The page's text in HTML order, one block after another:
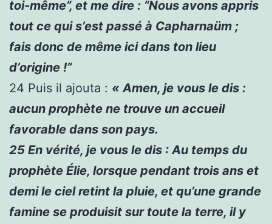
toi-même”, et me dire : “Nous avons appris
tout ce qui s’est passé à Capharnaüm ;
fais donc de même ici dans ton lieu
d’origine !”
24 Puis il ajouta : « Amen, je vous le dis :
aucun prophète ne trouve un accueil
favorable dans son pays.
25 En vérité, je vous le dis : Au temps du
prophète Élie, lorsque pendant trois ans et
demi le ciel retint la pluie, et qu’une grande
famine se produisit sur toute la terre, il y